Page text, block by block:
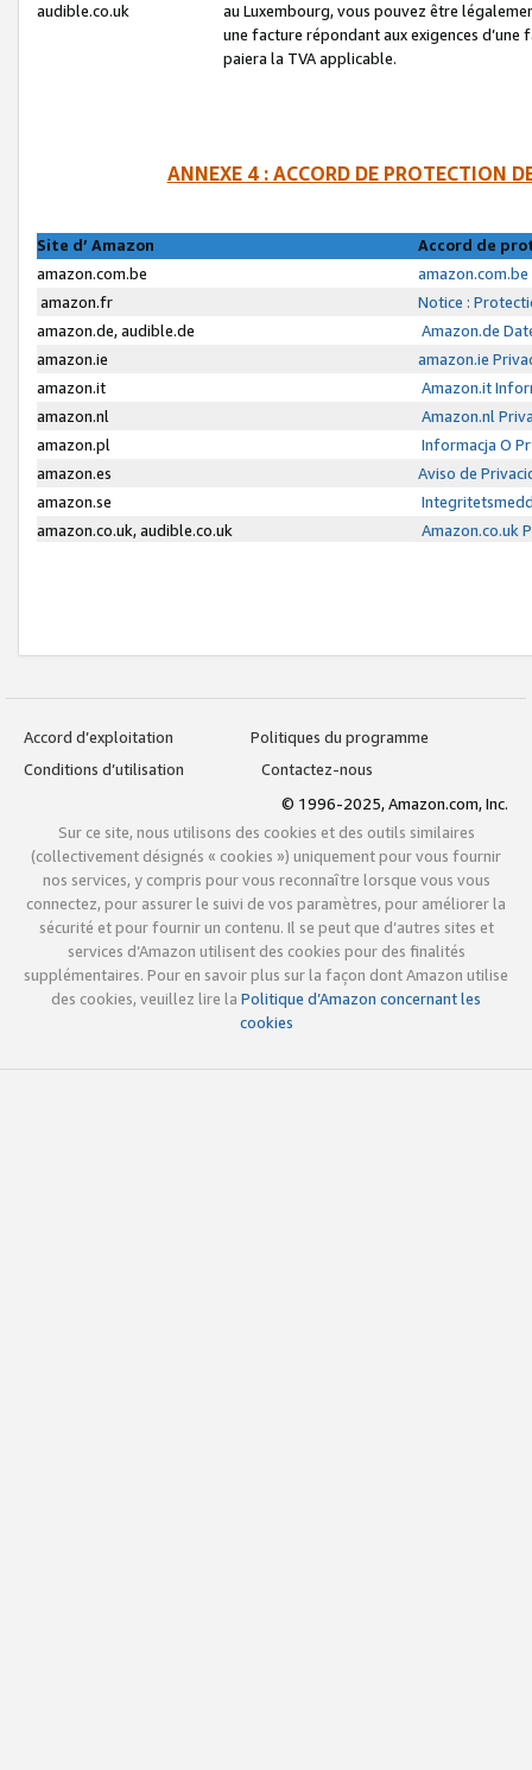
audible.co.uk
au Luxembourg, vous pouvez être
une facture répondant aux exigences
paiera la TVA applicable.
ANNEXE 4 : ACCORD DE PROTECTION
Site d’ Amazon
Accord de
amazon.com.be
amazon.fr
Notice :
amazon.de, audible.de
Amazon.de
amazon.ie
amazon.ie
amazon.it
Amazon.it
amazon.nl
Amazon.nl
amazon.pl
Informacja O
amazon.es
Aviso de
amazon.se
amazon.co.uk, audible.co.uk
Amazon.co.uk
Accord d’exploitation
Politiques du programme
Conditions d’utilisation
Contactez-nous
© 1996-2025, Amazon.com, Inc.
Sur ce site, nous utilisons des cookies et des outils similaires
(collectivement désignés « cookies ») uniquement pour vous fournir
nos services, y compris pour vous reconnaître lorsque vous vous
connectez, pour assurer le suivi de vos paramètres, pour améliorer la
sécurité et pour fournir un contenu. Il se peut que d’autres sites et
services d’Amazon utilisent des cookies pour des finalités
supplémentaires. Pour en savoir plus sur la façon dont Amazon utilise
des cookies, veuillez lire la Politique d’Amazon concernant les
cookies